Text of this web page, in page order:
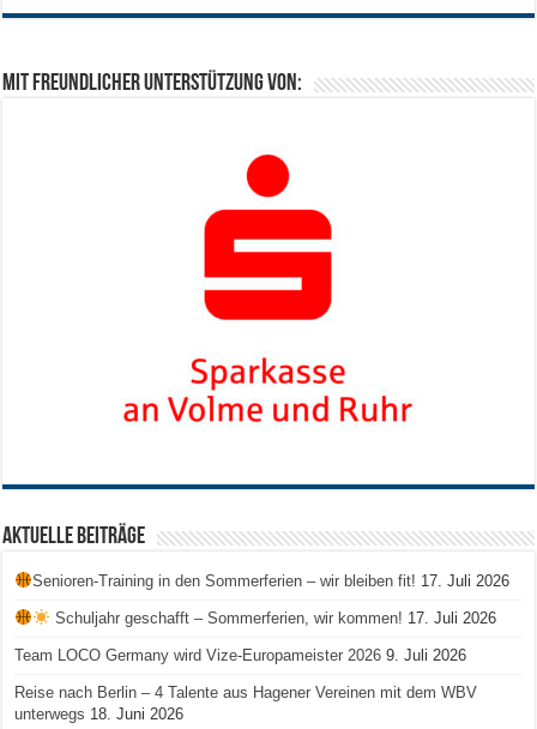
Mit freundlicher Unterstützung von:
Aktuelle Beiträge
Senioren-Training in den Sommerferien – wir bleiben fit! 17. Juli 2026
Schuljahr geschafft – Sommerferien, wir kommen! 17. Juli 2026
Team LOCO Germany wird Vize-Europameister 2026 9. Juli 2026
Reise nach Berlin – 4 Talente aus Hagener Vereinen mit dem WBV
unterwegs 18. Juni 2026